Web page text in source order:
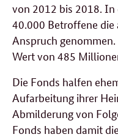
von 2012 bis 2018. In
40.000 Betroffene
Anspruch
Wert von 485
Die Fonds halfen
Aufarbeitung ihrer
Abmilderung von
Fonds haben damit